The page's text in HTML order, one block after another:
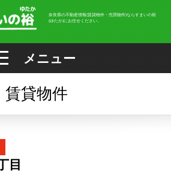
奈良県の不動産情報(賃貸物件・売買物件)ならすまいの裕
(ゆたか)にお任せください。
メニュー
賃貸物件
目